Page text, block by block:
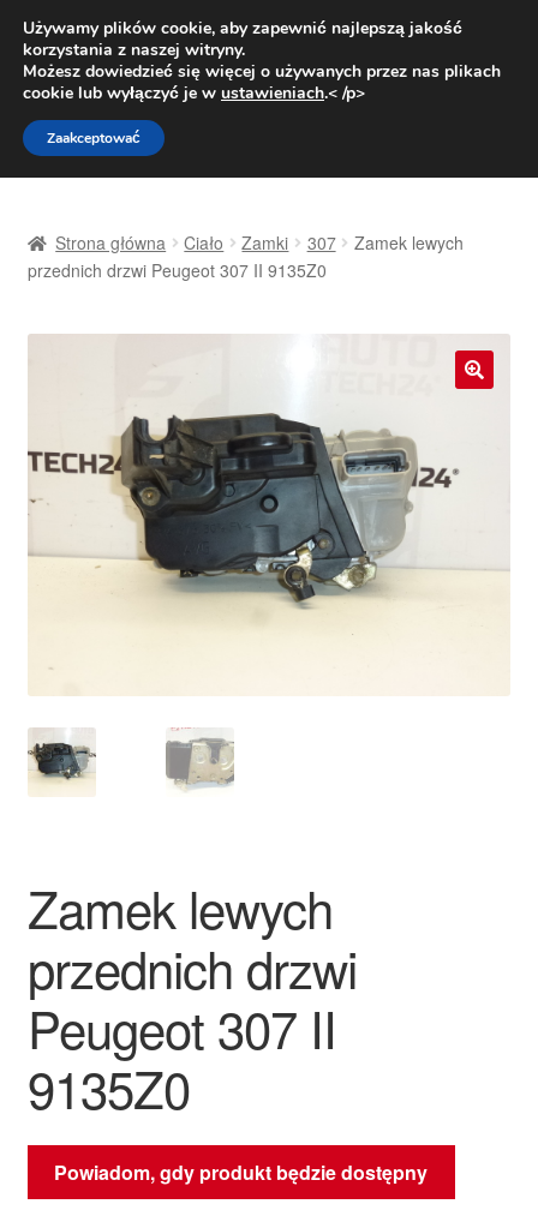
DOSTAWA od 31 zł
Pn.-pt. 9:00-16:00800 003 167
Przejdź
do
nawigacji
Przejdź
do
treści
Dostawa
Moje konto
O nas
Skarga
Zamówienia
Zasady i warunki
Strona główna Ciało Zamki 307
Zamek lewych
przednich drzwi Peugeot 307 II 9135Z0
Zamek lewych
przednich drzwi
Peugeot 307 II
9135Z0
Powiadom, gdy produkt będzie dostępny
Używamy plików cookie, aby zapewnić najlepszą jakość
korzystania z naszej witryny.
Możesz dowiedzieć się więcej o używanych przez nas plikach
cookie lub wyłączyć je w ustawieniach.< /p>
Zaakceptować